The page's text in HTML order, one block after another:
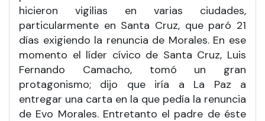
hicieron vigilias en varias ciudades,
particularmente en Santa Cruz, que paró 21
días exigiendo la renuncia de Morales. En ese
momento el líder cívico de Santa Cruz, Luis
Fernando Camacho, tomó un gran
protagonismo; dijo que iría a La Paz a
entregar una carta en la que pedía la renuncia
de Evo Morales. Entretanto el padre de éste